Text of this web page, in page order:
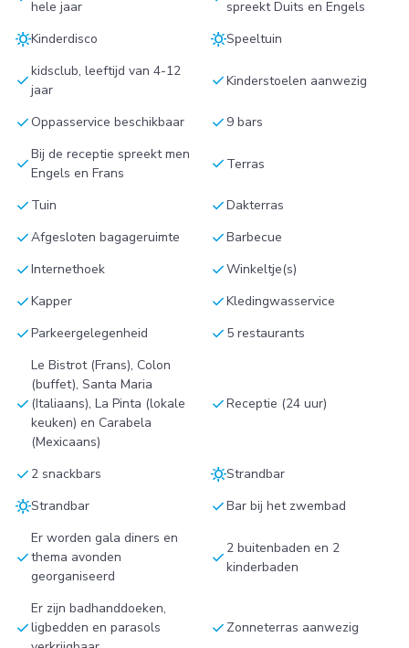
hele jaar
spreekt Duits en Engels
sunnyKinderdisco sunnySpeeltuin
checkkidsclub, leeftijd van 4-12
jaar
checkKinderstoelen aanwezig
check Oppasservice beschikbaar check 9 bars
checkBij de receptie spreekt men
Engels en Frans
check Terras
check Tuin checkDakterras
checkAfgesloten bagageruimte checkBarbecue
checkInternethoek checkWinkeltje(s)
checkKapper checkKledingwasservice
checkParkeergelegenheid check 5 restaurants
check
Le Bistrot (Frans), Colon
(buffet), Santa Maria
(Italiaans), La Pinta (lokale
keuken) en Carabela
(Mexicaans)
checkReceptie (24 uur)
check 2 snackbars sunnyStrandbar
sunnyStrandbar checkBar bij het zwembad
check
Er worden gala diners en
thema avonden
georganiseerd
check 2 buitenbaden en 2
kinderbaden
check
Er zijn badhanddoeken,
ligbedden en parasols
check Zonneterras aanwezig